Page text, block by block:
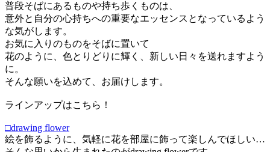
普段そばにあるものや持ち歩くものは、
意外と自分の心持ちへの重要なエッセンスとなっているよう
な気がします。
お気に入りのものをそばに置いて
花のように、色とりどりに輝く、新しい日々を送れますよう
に。
そんな願いを込めて、お届けします。
ラインアップはこちら！
□drawing flower
絵を飾るように、気軽に花を部屋に飾って楽しんでほしい…